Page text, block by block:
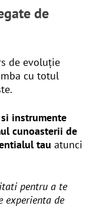
de
de evoluție
cu totul
instrumente
cunoasterii de
tau atunci
pentru a te
experienta de